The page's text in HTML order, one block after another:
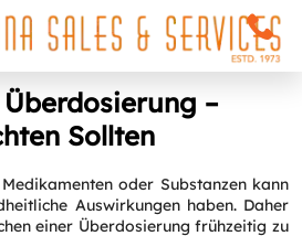
–
Sollten
oder Substanzen kann
Auswirkungen haben. Daher
einer Überdosierung frühzeitig zu